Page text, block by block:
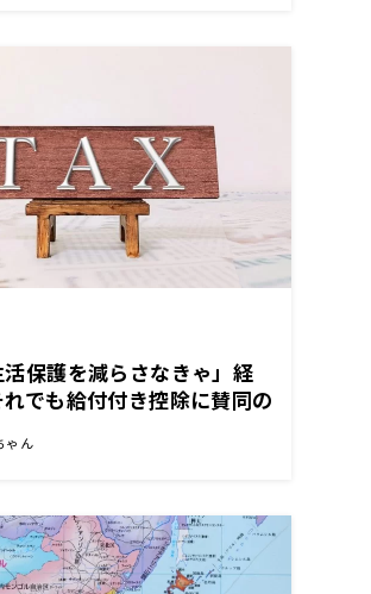
活保護を減らさなきゃ」経
でも給付付き控除に賛同の
ゃん